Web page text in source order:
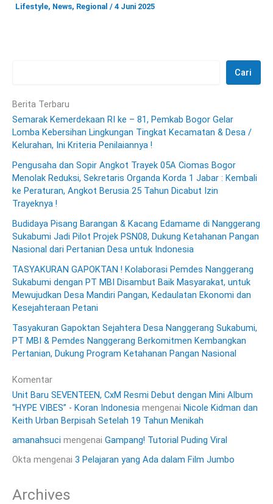
Lifestyle, News, Regional / 4 Juni 2025
Cari
Berita Terbaru
Semarak Kemerdekaan RI ke – 81, Pemkab Bogor Gelar
Lomba Kebersihan Lingkungan Tingkat Kecamatan & Desa /
Kelurahan, Ini Kriteria Penilaiannya !
Pengusaha dan Sopir Angkot Trayek 05A Ciomas Bogor
Menolak Reduksi, Sekretaris Organda Korda 1 Jabar : Kembali
ke Peraturan, Angkot Berusia 25 Tahun Dicabut Izin
Trayeknya !
Budidaya Pisang Barangan & Kacang Edamame di Nanggerang
Sukabumi Jadi Pilot Projek PSN08, Dukung Ketahanan Pangan
Nasional dari Pertanian Desa untuk Indonesia
TASYAKURAN GAPOKTAN ! Kolaborasi Pemdes Nanggerang
Sukabumi dengan PT MBI Disambut Baik Masyarakat, untuk
Mewujudkan Desa Mandiri Pangan, Kedaulatan Ekonomi dan
Kesejahteraan Petani
Tasyakuran Gapoktan Sejahtera Desa Nanggerang Sukabumi,
PT MBI & Pemdes Nanggerang Berkomitmen Kembangkan
Pertanian, Dukung Program Ketahanan Pangan Nasional
Komentar
Unit Baru SEVENTEEN, CxM Resmi Debut dengan Mini Album
“HYPE VIBES” - Koran Indonesia mengenai Nicole Kidman dan
Keith Urban Berpisah Setelah 19 Tahun Menikah
amanahsuci mengenai Gampang! Tutorial Puding Viral
Okta mengenai 3 Pelajaran yang Ada dalam Film Jumbo
Archives